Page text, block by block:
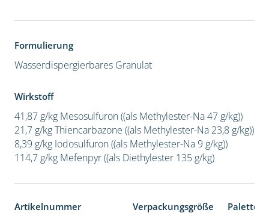
Formulierung
Wasserdispergierbares Granulat
Wirkstoff
41,87 g/kg Mesosulfuron ((als Methylester-Na 47 g/kg))
21,7 g/kg Thiencarbazone ((als Methylester-Na 23,8 g/kg))
8,39 g/kg Iodosulfuron ((als Methylester-Na 9 g/kg))
114,7 g/kg Mefenpyr ((als Diethylester 135 g/kg)
Artikelnummer Verpackungsgröße